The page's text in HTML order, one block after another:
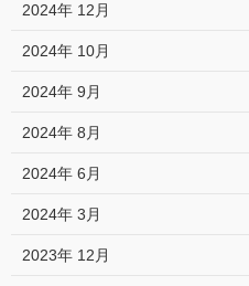
2024年 12月
2024年 10月
2024年 9月
2024年 8月
2024年 6月
2024年 3月
2023年 12月